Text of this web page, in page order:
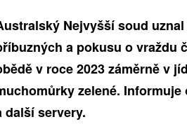
Nejvyšší soud
a pokusu o vraždu
v roce 2023 záměrně v
zelené.
další servery.